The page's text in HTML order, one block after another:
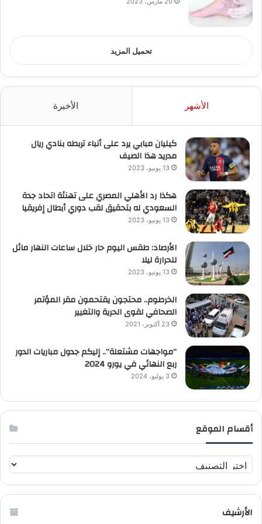
تحميل المزيد
الأشهر الأخيرة
كيليان مبابي يرد على أنباء تربطه بنادي ريال
مدريد هذا الصيف
13 يونيو، 2023
هكذا رد الأهلي المصري على تهنئة اتحاد جدة
السعودي له بتحقيق لقب دوري أبطال إفريقيا
13 يونيو، 2023
الأرصاد: طقس اليوم حار خلال ساعات النهار مائل
للحرارة ليلا
13 يونيو، 2023
الخرطوم.. محتجون يقتحمون مقر المؤتمر
الصحافي لقوى الحرية والتغيير
23 أكتوبر، 2021
“مواجهات مشتعلة”.. إليكم جدول مباريات الدور
ربع النهائي في يورو 2024
3 يوليو، 2024
أقسام الموقع
ق
س
م
الأرشيف